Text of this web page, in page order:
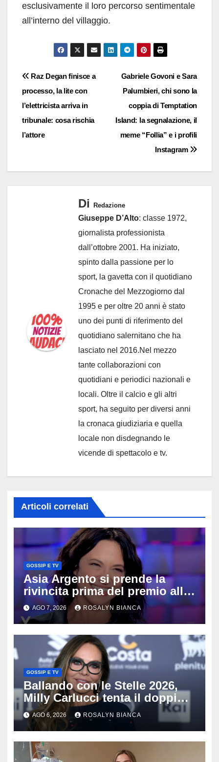
esclusivamente il loro percorso sentimentale
all’interno del villaggio.
Navigazione
articoli
Gabriele Govoni e Sara
Palumbieri, chi sono la
coppia di Temptation
Island: la segnalazione, il
meme “Follia” e i profili
Instagram
Raz Degan finisce a
processo, la lite con
l’elettricista arriva in
tribunale: cosa rischia
l’attore
Di Redazione
Giuseppe D’Alto: classe 1972,
giornalista professionista
dall’ottobre 2001. Ha iniziato,
spinto dalla passione per lo
sport, la gavetta con il quotidiano
Cronache del Mezzogiorno dal
1995 e per oltre 20 anni è stato
uno dei punti di riferimento del
quotidiano salernitano che ha
lasciato nel 2016.Nel mezzo
tante collaborazioni con
quotidiani e periodici nazionali e
locali. Oltre il calcio e gli altri
sport, ha seguito per diversi anni
la cronaca giudiziaria e quella
locale non disdegnando le
vicende di spettacolo e tv.
Articoli correlati
GOSSIP E TV
Asia Argento si prende la
rivincita prima del premio alla
carriera: «Mi chiamano
raccomandata e cagna»
AGO 7, 2026 ROSALYN BIANCA
GOSSIP E TV
Ballando con le Stelle 2026,
Milly Carlucci tenta il doppio
colpo: tra i papabili Ornella
Muti e Monica Guerritore
AGO 6, 2026 ROSALYN BIANCA